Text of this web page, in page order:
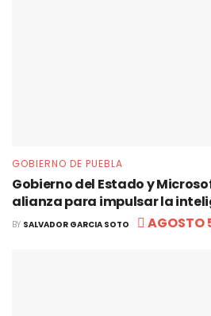
GOBIERNO DE PUEBLA
Gobierno del Estado y
alianza para impulsar la
BY SALVADOR GARCIA SOTO AGOSTO